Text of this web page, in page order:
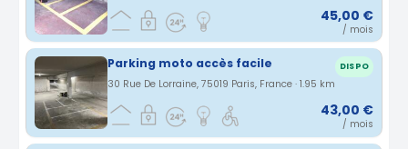
45,00 €
/ mois
Parking moto accès facile DISPO
30 Rue De Lorraine, 75019 Paris, France · 1.95 km
43,00 €
/ mois